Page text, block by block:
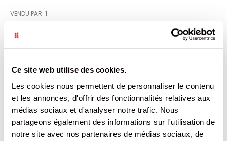
Ce site web utilise des cookies.
Les cookies nous permettent de personnaliser le contenu
et les annonces, d'offrir des fonctionnalités relatives aux
médias sociaux et d'analyser notre trafic. Nous
partageons également des informations sur l'utilisation de
notre site avec nos partenaires de médias sociaux, de
VENDU PAR: 1
Bougie d'anniversaire avec support plastique et chiffres
"0" en plastique blanc filet or. Les incontournables pour un
gâteau d'anniversaire.
CARACTÉRISTIQUES